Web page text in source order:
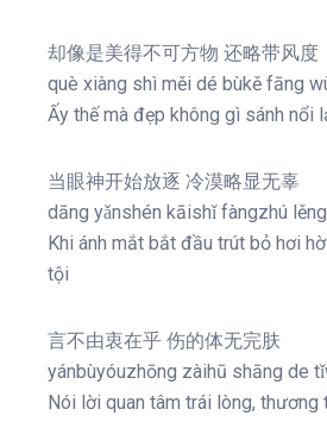
却像是美得不可方物 还略带风度
què xiàng shì měi dé bùkě fāng
Ấy thế mà đẹp không gì sánh nổi
当眼神开始放逐 冷漠略显无辜
dāng yǎnshén kāishǐ fàngzhú
Khi ánh mắt bắt đầu trút bỏ hơi
tội
言不由衷在乎 伤的体无完肤
yánbùyóuzhōng zàihū shāng de
Nói lời quan tâm trái lòng, thương